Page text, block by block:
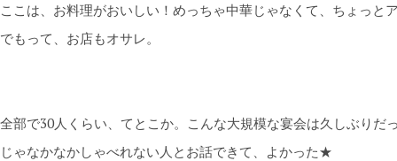
ここは、お料理がおいしい！めっちゃ中華じゃなくて、ちょっと
でもって、お店もオサレ。
全部で30人くらい、てとこか。こんな大規模な宴会は久しぶりだ
じゃなかなかしゃべれない人とお話できて、よかった★